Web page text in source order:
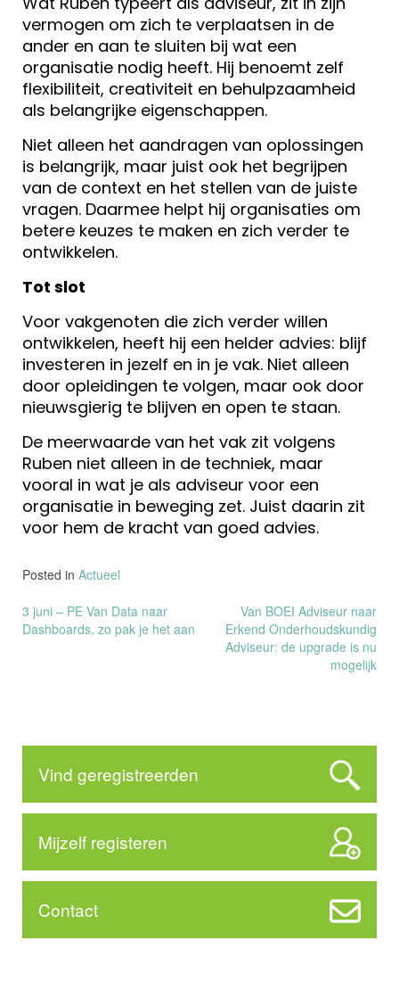
vermogen om zich te verplaatsen in de
ander en aan te sluiten bij wat een
organisatie nodig heeft. Hij benoemt zelf
flexibiliteit, creativiteit en behulpzaamheid
als belangrijke eigenschappen.
Niet alleen het aandragen van oplossingen
is belangrijk, maar juist ook het begrijpen
van de context en het stellen van de juiste
vragen. Daarmee helpt hij organisaties om
betere keuzes te maken en zich verder te
ontwikkelen.
Tot slot
Voor vakgenoten die zich verder willen
ontwikkelen, heeft hij een helder advies: blijf
investeren in jezelf en in je vak. Niet alleen
door opleidingen te volgen, maar ook door
nieuwsgierig te blijven en open te staan.
De meerwaarde van het vak zit volgens
Ruben niet alleen in de techniek, maar
vooral in wat je als adviseur voor een
organisatie in beweging zet. Juist daarin zit
voor hem de kracht van goed advies.
Posted in Actueel
Bericht
navigatie
3 juni – PE Van Data naar
Dashboards, zo pak je het aan
Van BOEI Adviseur naar
Erkend Onderhoudskundig
Adviseur: de upgrade is nu
mogelijk
Vind geregistreerden
Mijzelf registeren
Contact